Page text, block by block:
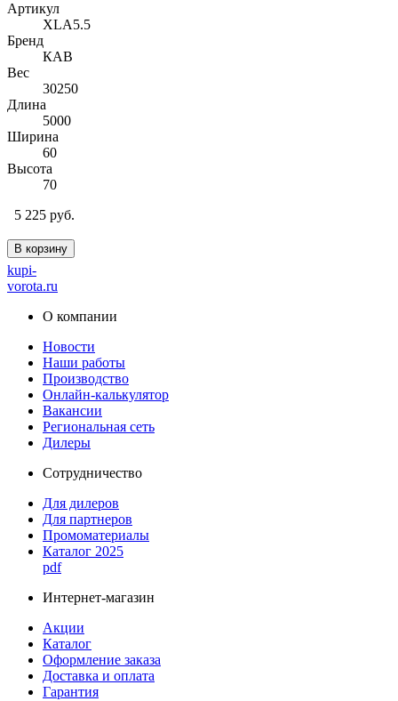
Артикул
XLA5.5
Бренд
КАВ
Вес
30250
Длина
5000
Ширина
60
Высота
70
5 225 руб.
В корзину
kupi-
vorota.ru
О компании
Новости
Наши работы
Производство
Онлайн-калькулятор
Вакансии
Региональная сеть
Дилеры
Сотрудничество
Для дилеров
Для партнеров
Промоматериалы
Каталог 2025
pdf
Интернет-магазин
Акции
Каталог
Оформление заказа
Доставка и оплата
Гарантия